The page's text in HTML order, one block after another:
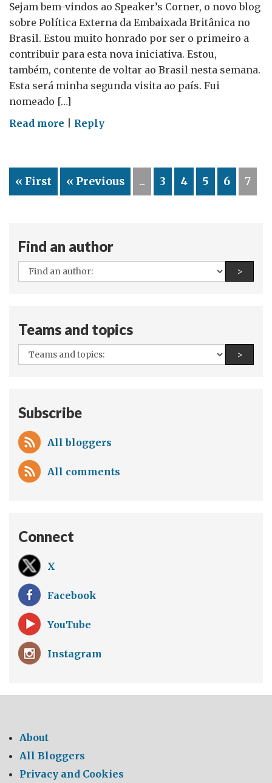
Sejam bem-vindos ao Speaker’s Corner, o novo blog
sobre Política Externa da Embaixada Britânica no
Brasil. Estou muito honrado por ser o primeiro a
contribuir para esta nova iniciativa. Estou,
também, contente de voltar ao Brasil nesta semana.
Esta será minha segunda visita ao país. Fui
nomeado […]
Read more on
(Post
do
Ministro
de
Relações
Reino
Unido,
Hugo
Reply
« First « Previous ... 3 4 5 6 7
Find an author
All
authors:
>Find
Teams and topics
All
teams
>Find
Subscribe
All bloggers
All comments
Connect
X
Facebook
YouTube
Instagram
About
All Bloggers
Privacy and Cookies